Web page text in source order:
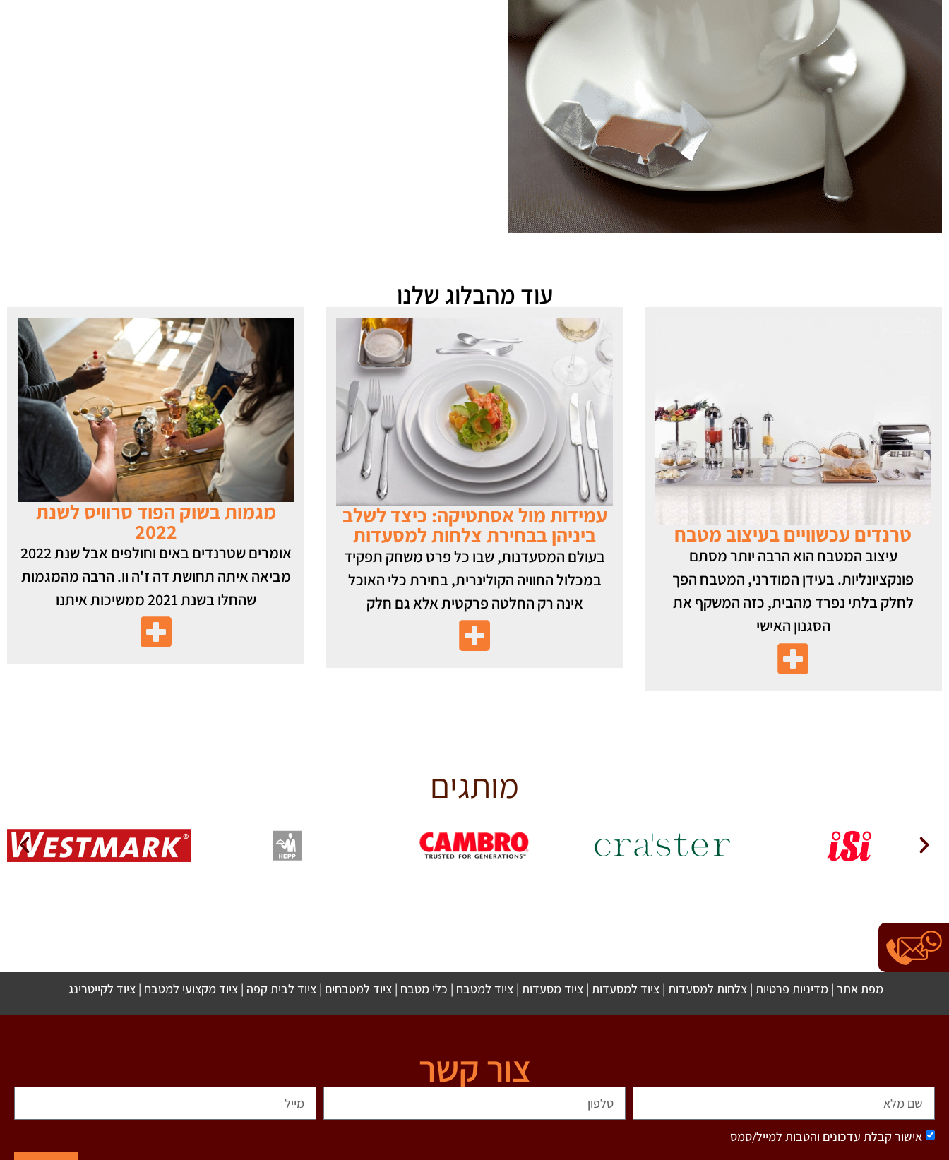
עוד מהבלוג שלנו
טרנדים עכשוויים בעיצוב מטבח
עיצוב המטבח הוא הרבה יותר מסתם
פונקציונליות. בעידן המודרני, המטבח הפך
לחלק בלתי נפרד מהבית, כזה המשקף את
הסגנון האישי
עמידות מול אסתטיקה: כיצד לשלב
ביניהן בבחירת צלחות למסעדות
בעולם המסעדנות, שבו כל פרט משחק תפקיד
במכלול החוויה הקולינרית, בחירת כלי האוכל
אינה רק החלטה פרקטית אלא גם חלק
מגמות בשוק הפוד סרוויס לשנת
2022
אומרים שטרנדים באים וחולפים אבל שנת 2022
מביאה איתה תחושת דה ז'ה וו. הרבה מהמגמות
שהחלו בשנת 2021 ממשיכות איתנו
מותגים
מפת אתר | מדיניות פרטיות | צלחות למסעדות | ציוד למסעדות | ציוד מסעדות | ציוד למטבח | כלי מטבח | ציוד למטבחים | ציוד לבית קפה | ציוד מקצועי למטבח | ציוד לקייטרינג
צור קשר
אישור קבלת עדכונים והטבות למייל/סמס